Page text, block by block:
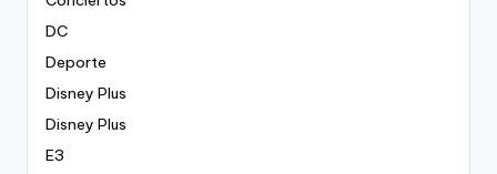
DC
Deporte
Disney Plus
Disney Plus
E3